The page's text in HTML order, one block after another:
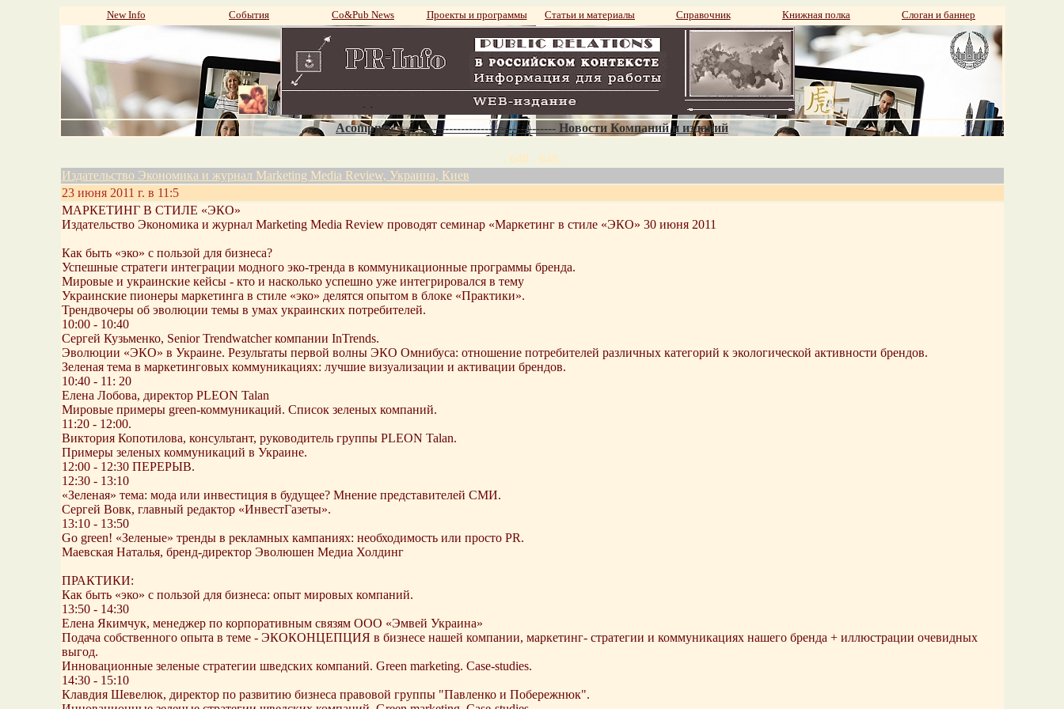
New Info События Со&Pub News Проекты и программы Статьи и материалы Справочник Книжная полка Слоган и баннер
Acompnews--------------------------------------- Новости Компаний и изданий
. 648 - 648.
Издательство Экономика и журнал Marketing Media Review, Украина, Киев
23 июня 2011 г. в 11:5
МАРКЕТИНГ В СТИЛЕ «ЭКО»
Издательство Экономика и журнал Marketing Media Review проводят семинар «Маркетинг в стиле «ЭКО» 30 июня 2011
Как быть «эко» с пользой для бизнеса?
Успешные стратеги интеграции модного эко-тренда в коммуникационные программы бренда.
Мировые и украинские кейсы - кто и насколько успешно уже интегрировался в тему
Украинские пионеры маркетинга в стиле «эко» делятся опытом в блоке «Практики».
Трендвочеры об эволюции темы в умах украинских потребителей.
10:00 - 10:40
Сергей Кузьменко, Senior Trendwatcher компании InTrends.
Эволюции «ЭКО» в Украине. Результаты первой волны ЭКО Омнибуса: отношение потребителей различных категорий к экологической активности брендов.
Зеленая тема в маркетинговых коммуникациях: лучшие визуализации и активации брендов.
10:40 - 11: 20
Елена Лобова, директор PLEON Talan
Мировые примеры green-коммуникаций. Список зеленых компаний.
11:20 - 12:00.
Виктория Копотилова, консультант, руководитель группы PLEON Talan.
Примеры зеленых коммуникаций в Украине.
12:00 - 12:30 ПЕРЕРЫВ.
12:30 - 13:10
«Зеленая» тема: мода или инвестиция в будущее? Мнение представителей СМИ.
Сергей Вовк, главный редактор «ИнвестГазеты».
13:10 - 13:50
Go green! «Зеленые» тренды в рекламных кампаниях: необходимость или просто PR.
Маевская Наталья, бренд-директор Эволюшен Медиа Холдинг
ПРАКТИКИ:
Как быть «эко» с пользой для бизнеса: опыт мировых компаний.
13:50 - 14:30
Елена Якимчук, менеджер по корпоративным связям ООО «Эмвей Украина»
Подача собственного опыта в теме - ЭКОКОНЦЕПЦИЯ в бизнесе нашей компании, маркетинг- стратегии и коммуникациях нашего бренда + иллюстрации очевидных
выгод.
Инновационные зеленые стратегии шведских компаний. Green marketing. Case-studies.
14:30 - 15:10
Клавдия Шевелюк, директор по развитию бизнеса правовой группы "Павленко и Побережнюк".